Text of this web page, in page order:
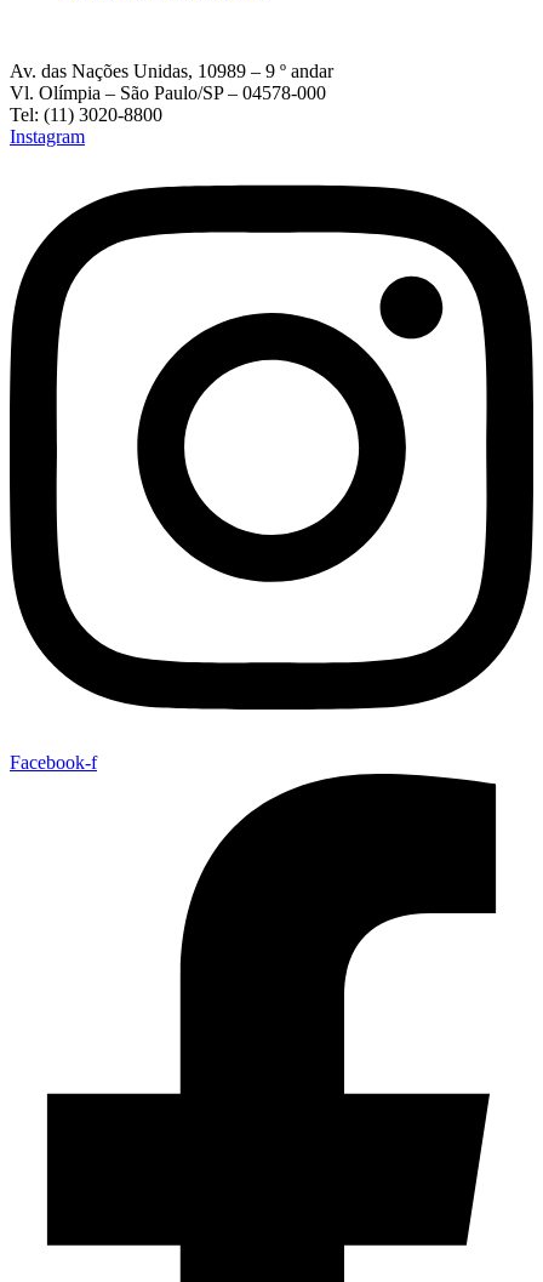
Av. das Nações Unidas, 10989 – 9 º andar
Vl. Olímpia – São Paulo/SP – 04578-000
Tel: (11) 3020-8800
Instagram
Facebook-f